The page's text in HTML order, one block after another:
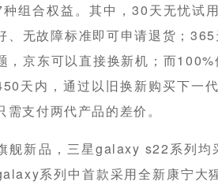
种组合权益。其中，30天无忧试
、无故障标准即可申请退货；
，京东可以直接换新机；而
天内，通过以旧换新购买下一
需支付两代产品的差价。
舰新品，三星galaxy s22系列
系列中首款采用全新康宁大